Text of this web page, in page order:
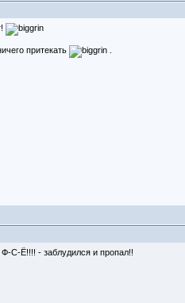
притекать
.
С-Ё!!!! - заблудился и пропал!!